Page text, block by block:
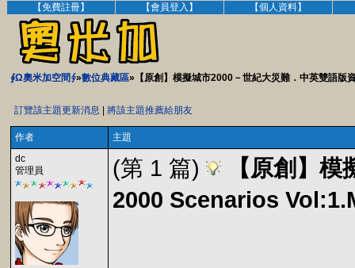
【免費註冊】 【會員登入】 【個人資料】
∮Ω奧米加空間∮»數位典藏區»【原創】模擬城市2000－世紀大災難．中英雙語
訂覽該主題更新消息 將該主題推薦給朋友
作者
主題
dc
管理員
(第 1 篇)
【原創】
2000 Scenarios